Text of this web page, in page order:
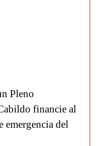
Pleno
financie al
emergencia del